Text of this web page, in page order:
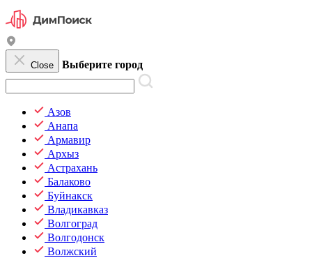
Close Выберите город
Азов
Анапа
Армавир
Архыз
Астрахань
Балаково
Буйнакск
Владикавказ
Волгоград
Волгодонск
Волжский